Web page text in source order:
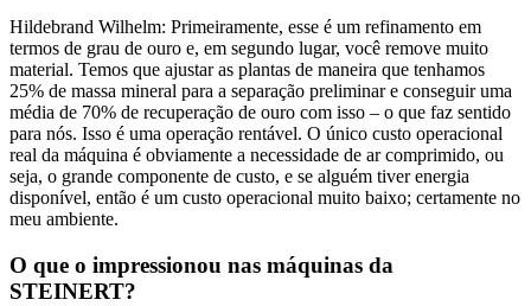
Hildebrand Wilhelm: Primeiramente, esse é um refinamento em
termos de grau de ouro e, em segundo lugar, você remove muito
material. Temos que ajustar as plantas de maneira que tenhamos
25% de massa mineral para a separação preliminar e conseguir uma
média de 70% de recuperação de ouro com isso – o que faz sentido
para nós. Isso é uma operação rentável. O único custo operacional
real da máquina é obviamente a necessidade de ar comprimido, ou
seja, o grande componente de custo, e se alguém tiver energia
disponível, então é um custo operacional muito baixo; certamente no
meu ambiente.
O que o impressionou nas máquinas da
STEINERT?